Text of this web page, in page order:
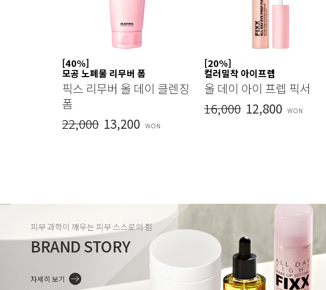
[40%]
모공 노폐물 리무버 폼
픽스 리무버 올 데이 클렌징
폼
22,000 13,200 WON
[20%]
컬러밀착 아이프렙
올 데이 아이 프렙 픽서
16,000 12,800 WON
피부 과학이 깨우는 피부 스스로의 힘
BRAND STORY
자세히 보기